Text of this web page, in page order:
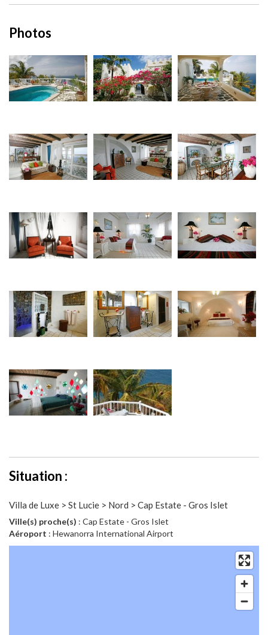
Photos
Situation :
Villa de Luxe > St Lucie > Nord > Cap Estate - Gros Islet
Ville(s) proche(s) : Cap Estate - Gros Islet
Aéroport : Hewanorra International Airport